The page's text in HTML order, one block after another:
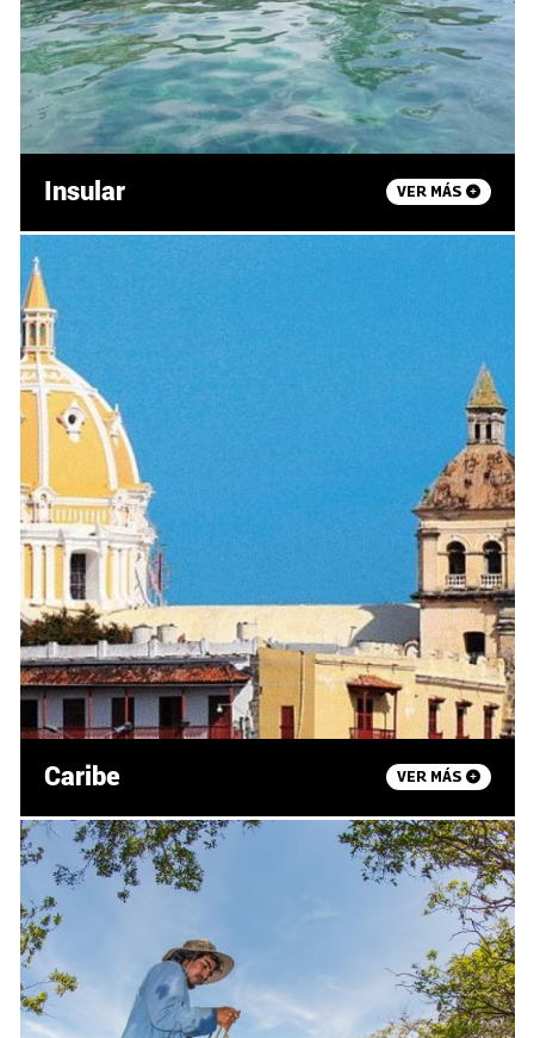
Insular VER MÁS
Caribe VER MÁS